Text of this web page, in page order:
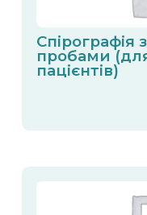
Спірографія
пробами
пацієнтів)